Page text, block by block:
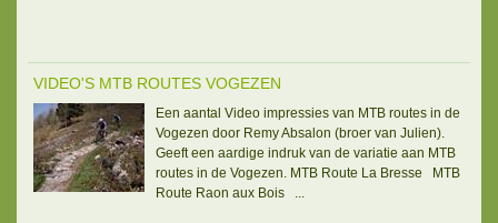
VIDEO'S MTB ROUTES VOGEZEN
Een aantal Video impressies van MTB routes in de
Vogezen door Remy Absalon (broer van Julien).
Geeft een aardige indruk van de variatie aan MTB
routes in de Vogezen. MTB Route La Bresse MTB
Route Raon aux Bois ...